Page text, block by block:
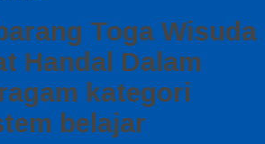
Toga Wisuda
Handal Dalam
kategori
belajar